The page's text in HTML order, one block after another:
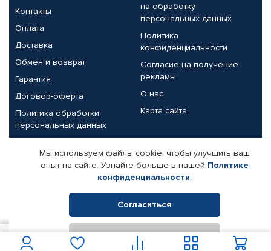
Контакты
Оплата
Доставка
Обмен и возврат
Гарантия
Договор-оферта
Политика обработки
персональных данных
на обработку
персональных данных
Политика
конфиденциальности
Согласие на получение
рекламы
О нас
Карта сайта
Партнерам
Корпоративным клиентам
Поставщикам
Реквизиты компании
© КАМАЗ ЦЕНТР ДОНЕЦК, 2015-2026. Все права защищены.
Интернет-магазин автомобильных товаров Автопрофи.
Мы используем файлы cookie, чтобы улучшить ваш
опыт на сайте. Узнайте больше в нашей Политике
конфиденциальности.
Согласиться
Отклонить
В корзину